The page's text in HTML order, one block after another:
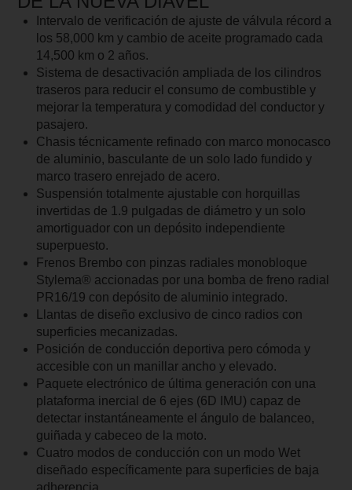
Intervalo de verificación de ajuste de válvula récord a
los 58,000 km y cambio de aceite programado cada
14,500 km o 2 años.
Sistema de desactivación ampliada de los cilindros
traseros para reducir el consumo de combustible y
mejorar la temperatura y comodidad del conductor y
pasajero.
Chasis técnicamente refinado con marco monocasco
de aluminio, basculante de un solo lado fundido y
marco trasero enrejado de acero.
Suspensión totalmente ajustable con horquillas
invertidas de 1.9 pulgadas de diámetro y un solo
amortiguador con un depósito independiente
superpuesto.
Frenos Brembo con pinzas radiales monobloque
Stylema® accionadas por una bomba de freno radial
PR16/19 con depósito de aluminio integrado.
Llantas de diseño exclusivo de cinco radios con
superficies mecanizadas.
Posición de conducción deportiva pero cómoda y
accesible con un manillar ancho y elevado.
Paquete electrónico de última generación con una
plataforma inercial de 6 ejes (6D IMU) capaz de
detectar instantáneamente el ángulo de balanceo,
guiñada y cabeceo de la moto.
Cuatro modos de conducción con un modo Wet
diseñado específicamente para superficies de baja
adherencia.